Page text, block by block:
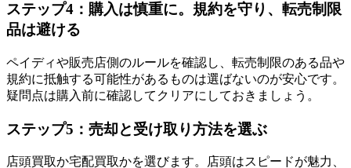
ステップ4：購入は慎重に。規約を守り、転売制限
品は避ける
ペイディや販売店側のルールを確認し、転売制限のある品や
規約に抵触する可能性があるものは選ばないのが安心です。
疑問点は購入前に確認してクリアにしておきましょう。
ステップ5：売却と受け取り方法を選ぶ
店頭買取か宅配買取かを選びます。店頭はスピードが魅力、